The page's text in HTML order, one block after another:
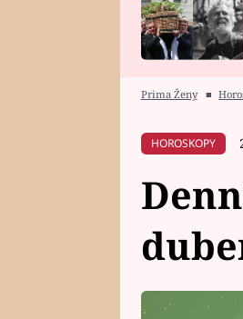
HOROSKOP NA
Prima Ženy ■
HOROSKOPY